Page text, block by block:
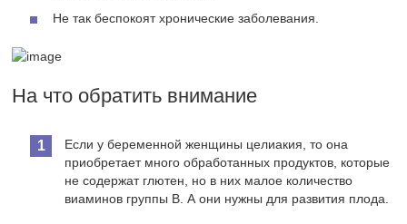
Не так беспокоят хронические заболевания.
На что обратить внимание
Если у беременной женщины целиакия, то она
приобретает много обработанных продуктов, которые
не содержат глютен, но в них малое количество
виаминов группы В. А они нужны для развития плода.